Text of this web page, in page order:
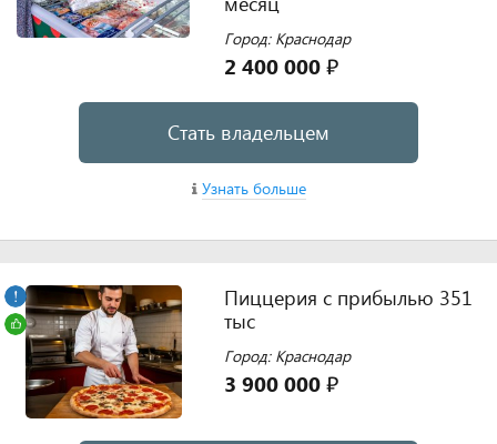
Город: Краснодар
2 400 000 ₽
Стать владельцем
Узнать больше
Пиццерия с прибылью 351
тыс
Город: Краснодар
3 900 000 ₽